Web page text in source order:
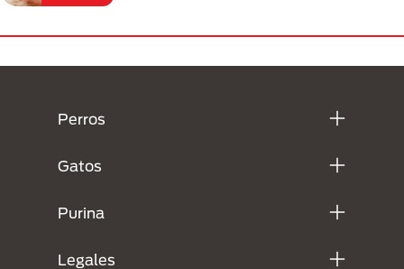
Perros
Gatos
Purina
Legales